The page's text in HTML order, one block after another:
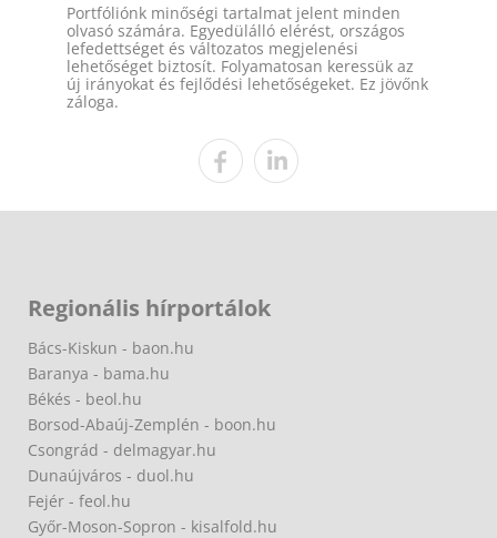
Portfóliónk minőségi tartalmat jelent minden
olvasó számára. Egyedülálló elérést, országos
lefedettséget és változatos megjelenési
lehetőséget biztosít. Folyamatosan keressük az
új irányokat és fejlődési lehetőségeket. Ez jövőnk
záloga.
Regionális hírportálok
Bács-Kiskun - baon.hu
Baranya - bama.hu
Békés - beol.hu
Borsod-Abaúj-Zemplén - boon.hu
Csongrád - delmagyar.hu
Dunaújváros - duol.hu
Fejér - feol.hu
Győr-Moson-Sopron - kisalfold.hu